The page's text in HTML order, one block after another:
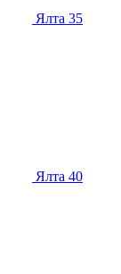
Ялта 35
Ялта 40